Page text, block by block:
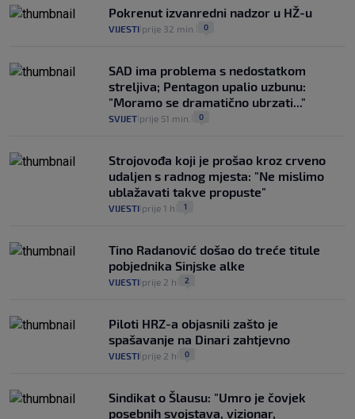
Pokrenut izvanredni nadzor u HŽ-u
VIJESTI prije 32 min. 0
SAD ima problema s nedostatkom
streljiva; Pentagon upalio uzbunu:
"Moramo se dramatično ubrzati..."
SVIJET prije 51 min. 0
Strojovođa koji je prošao kroz crveno
udaljen s radnog mjesta: "Ne mislimo
ublažavati takve propuste"
VIJESTI prije 1 h 1
Tino Radanović došao do treće titule
pobjednika Sinjske alke
VIJESTI prije 2 h 2
Piloti HRZ-a objasnili zašto je
spašavanje na Dinari zahtjevno
VIJESTI prije 2 h 0
Sindikat o Šlausu: "Umro je čovjek
posebnih svojstava, vizionar,